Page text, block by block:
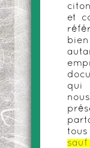
et
qui
sauf